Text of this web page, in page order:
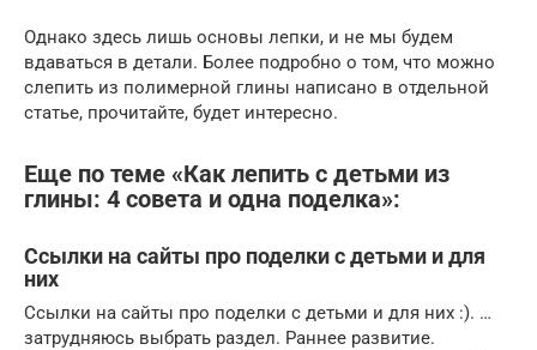
Однако здесь лишь основы лепки, и не мы будем
вдаваться в детали. Более подробно о том, что можно
слепить из полимерной глины написано в отдельной
статье, прочитайте, будет интересно.
Еще по теме «Как лепить с детьми из
глины: 4 совета и одна поделка»:
Ссылки на сайты про поделки с детьми и для
них
Ссылки на сайты про поделки с детьми и для них :). …
затрудняюсь выбрать раздел. Раннее развитие.